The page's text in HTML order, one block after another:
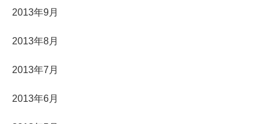
2013年9月
2013年8月
2013年7月
2013年6月